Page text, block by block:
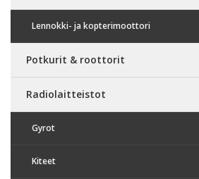
Lennokki- ja kopterimoottori
Potkurit & roottorit
Radiolaitteistot
Gyrot
Kiteet